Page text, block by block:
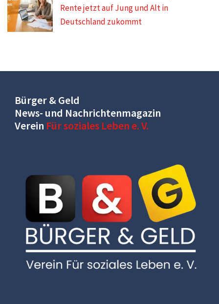
Rente jetzt auf Jung und Alt in
Deutschland zukommt
Bürger & Geld
News- und Nachrichtenmagazin
Verein Für soziales Leben e. V.